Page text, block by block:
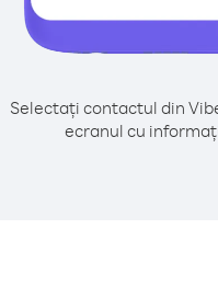
Selectați contactul din
ecranul cu